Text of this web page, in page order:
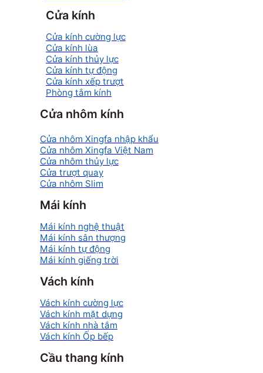
Cửa kính
Cửa kính cường lực
Cửa kính lùa
Cửa kính thủy lực
Cửa kính tự động
Cửa kính xếp trượt
Phòng tắm kính
Cửa nhôm kính
Cửa nhôm Xingfa nhập khẩu
Cửa nhôm Xingfa Việt Nam
Cửa nhôm thủy lực
Cửa trượt quay
Cửa nhôm Slim
Mái kính
Mái kính nghệ thuật
Mái kính sân thượng
Mái kính tự động
Mái kính giếng trời
Vách kính
Vách kính cường lực
Vách kính mặt dựng
Vách kính nhà tắm
Vách kính Ốp bếp
Cầu thang kính